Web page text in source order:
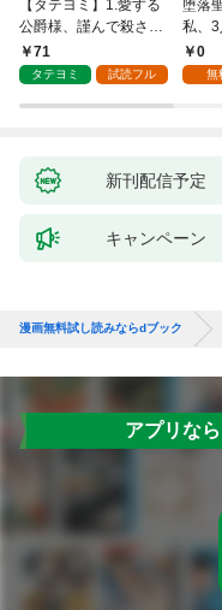
【タテヨミ】1.愛する
公爵様、謹んで殺させ
ていただきます！
71
タテヨミ 試読フル
堕落
私、
抱か
1話
0
無
新刊配信予定
キャンペーン
漫画無料試し読みならdブック
アプリな